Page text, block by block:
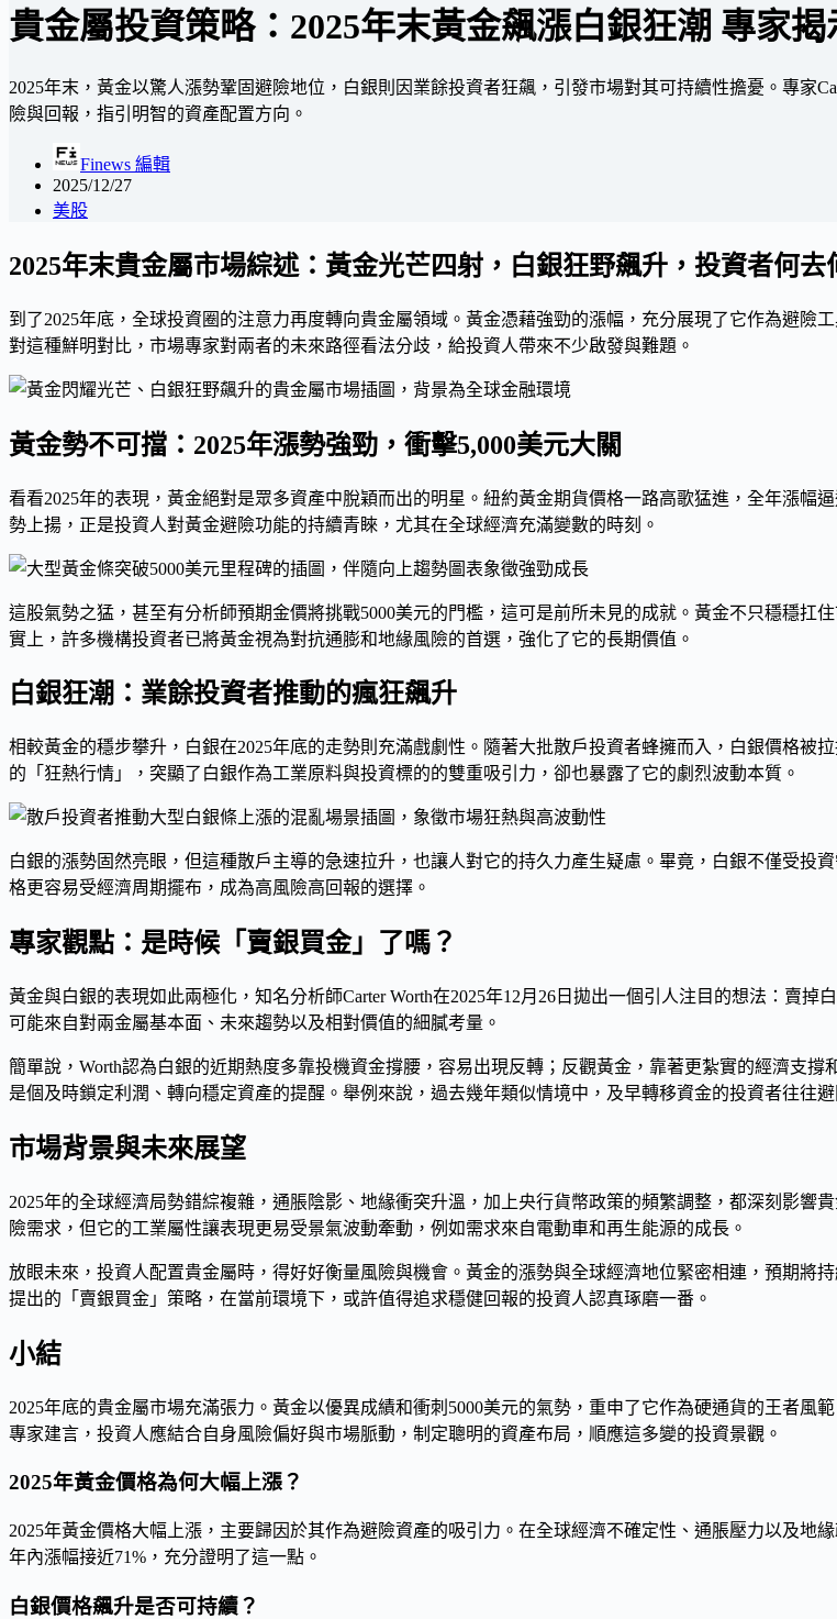
貴金屬投資策略：2025年末黃金飆漲白銀狂潮 專家
2025年末，黃金以驚人漲勢鞏固避險地位，白銀則因業餘投資者狂飆，引發市場對其可持續性擔憂。專家
險與回報，指引明智的資產配置方向。
Finews 編輯
2025/12/27
美股
2025年末貴金屬市場綜述：黃金光芒四射，白銀狂野飆升，投資者何去
到了2025年底，全球投資圈的注意力再度轉向貴金屬領域。黃金憑藉強勁的漲幅，充分展現了它作為避
對這種鮮明對比，市場專家對兩者的未來路徑看法分歧，給投資人帶來不少啟發與難題。
黃金勢不可擋：2025年漲勢強勁，衝擊5,000美元大關
看看2025年的表現，黃金絕對是眾多資產中脫穎而出的明星。紐約黃金期貨價格一路高歌猛進，全年漲幅
勢上揚，正是投資人對黃金避險功能的持續青睞，尤其在全球經濟充滿變數的時刻。
這股氣勢之猛，甚至有分析師預期金價將挑戰5000美元的門檻，這可是前所未見的成就。黃金不只穩穩
實上，許多機構投資者已將黃金視為對抗通膨和地緣風險的首選，強化了它的長期價值。
白銀狂潮：業餘投資者推動的瘋狂飆升
相較黃金的穩步攀升，白銀在2025年底的走勢則充滿戲劇性。隨著大批散戶投資者蜂擁而入，白銀價格被
的「狂熱行情」，突顯了白銀作為工業原料與投資標的的雙重吸引力，卻也暴露了它的劇烈波動本質。
白銀的漲勢固然亮眼，但這種散戶主導的急速拉升，也讓人對它的持久力產生疑慮。畢竟，白銀不僅受投
格更容易受經濟周期擺布，成為高風險高回報的選擇。
專家觀點：是時候「賣銀買金」了嗎？
黃金與白銀的表現如此兩極化，知名分析師Carter Worth在2025年12月26日拋出一個引人注目的想法：賣掉
可能來自對兩金屬基本面、未來趨勢以及相對價值的細膩考量。
簡單說，Worth認為白銀的近期熱度多靠投機資金撐腰，容易出現反轉；反觀黃金，靠著更紮實的經濟支
是個及時鎖定利潤、轉向穩定資產的提醒。舉例來說，過去幾年類似情境中，及早轉移資金的投資者往往
市場背景與未來展望
2025年的全球經濟局勢錯綜複雜，通脹陰影、地緣衝突升溫，加上央行貨幣政策的頻繁調整，都深刻影
險需求，但它的工業屬性讓表現更易受景氣波動牽動，例如需求來自電動車和再生能源的成長。
放眼未來，投資人配置貴金屬時，得好好衡量風險與機會。黃金的漲勢與全球經濟地位緊密相連，預期將
提出的「賣銀買金」策略，在當前環境下，或許值得追求穩健回報的投資人認真琢磨一番。
小結
2025年底的貴金屬市場充滿張力。黃金以優異成績和衝刺5000美元的氣勢，重申了它作為硬通貨的王者
專家建言，投資人應結合自身風險偏好與市場脈動，制定聰明的資產布局，順應這多變的投資景觀。
2025年黃金價格為何大幅上漲？
2025年黃金價格大幅上漲，主要歸因於其作為避險資產的吸引力。在全球經濟不確定性、通脹壓力以及
年內漲幅接近71%，充分證明了這一點。
白銀價格飆升是否可持續？